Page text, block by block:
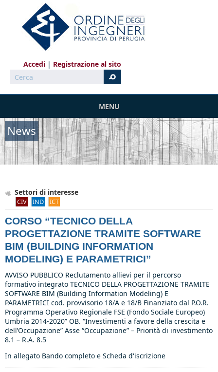
Salta al contenuto principale
Accedi
Registrazione al sito
Cerca
MENU
News
Settori di interesse
CIV IND ICT
CORSO “TECNICO DELLA
PROGETTAZIONE TRAMITE SOFTWARE
BIM (BUILDING INFORMATION
MODELING) E PARAMETRICI”
AVVISO PUBBLICO Reclutamento allievi per il percorso
formativo integrato TECNICO DELLA PROGETTAZIONE TRAMITE
SOFTWARE BIM (Building Information Modeling) E
PARAMETRICI cod. provvisorio 18/A e 18/B Finanziato dal P.O.R.
Programma Operativo Regionale FSE (Fondo Sociale Europeo)
Umbria 2014-2020” OB. “Investimenti a favore della crescita e
dell’Occupazione” Asse “Occupazione” – Priorità di investimento
8.1 – R.A. 8.5
In allegato Bando completo e Scheda d'iscrizione